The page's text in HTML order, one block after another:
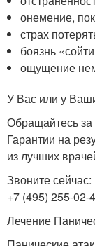
онемение,
страх
боязнь
ощущение
У Вас или у
Обращайтесь
Гарантии на
из лучших
Звоните сейчас:
+7 (495) 255-02-
Лечение